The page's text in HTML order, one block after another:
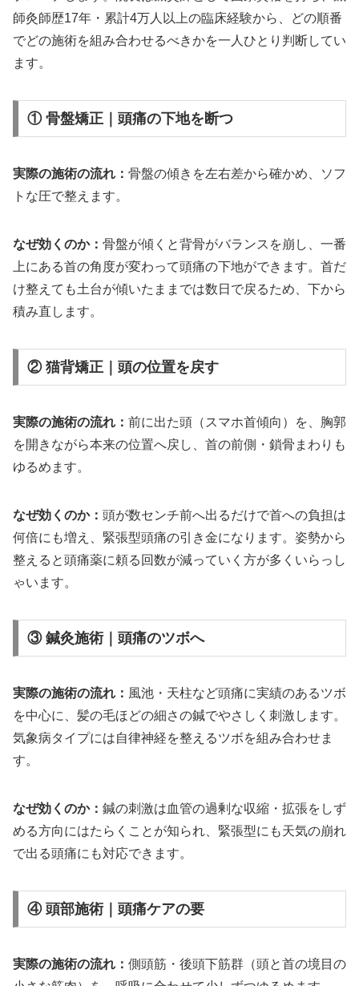
師灸師歴17年・累計4万人以上の臨床経験から、どの順番
でどの施術を組み合わせるべきかを一人ひとり判断してい
ます。
① 骨盤矯正｜頭痛の下地を断つ
実際の施術の流れ： 骨盤の傾きを左右差から確かめ、ソフ
トな圧で整えます。
なぜ効くのか： 骨盤が傾くと背骨がバランスを崩し、一番
上にある首の角度が変わって頭痛の下地ができます。首だ
け整えても土台が傾いたままでは数日で戻るため、下から
積み直します。
② 猫背矯正｜頭の位置を戻す
実際の施術の流れ： 前に出た頭（スマホ首傾向）を、胸郭
を開きながら本来の位置へ戻し、首の前側・鎖骨まわりも
ゆるめます。
なぜ効くのか： 頭が数センチ前へ出るだけで首への負担は
何倍にも増え、緊張型頭痛の引き金になります。姿勢から
整えると頭痛薬に頼る回数が減っていく方が多くいらっし
ゃいます。
③ 鍼灸施術｜頭痛のツボへ
実際の施術の流れ： 風池・天柱など頭痛に実績のあるツボ
を中心に、髪の毛ほどの細さの鍼でやさしく刺激します。
気象病タイプには自律神経を整えるツボを組み合わせま
す。
なぜ効くのか： 鍼の刺激は血管の過剰な収縮・拡張をしず
める方向にはたらくことが知られ、緊張型にも天気の崩れ
で出る頭痛にも対応できます。
④ 頭部施術｜頭痛ケアの要
実際の施術の流れ： 側頭筋・後頭下筋群（頭と首の境目の